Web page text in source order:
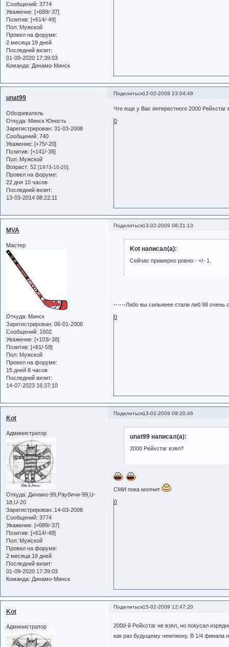
Сообщений: 3774
Уважение: [+689/-37]
Позитив: [+614/-49]
Пол: Мужской
Провел на форуме:
2 месяца 19 дней
Последний визит:
01-09-2020 17:39:03
Команда: Динамо-Минск
Поделиться12-02-2009 23:04:49
unat99
Обозреватель
Откуда: Минск Юность
Зарегистрирован: 31-03-2008
Сообщений: 740
Уважение: [+75/-20]
Позитив: [+141/-38]
Пол: Мужской
Возраст: 52 [1973-10-20]
Провел на форуме:
22 дня 10 часов
Последний визит:
13-03-2014 08:22:11
Что еще у Вас интерестного 2000 Рейхстаг
0
Поделиться13-02-2009 08:21:13
MVA
Мастер
Откуда: Минск
Зарегистрирован: 06-01-2008
Сообщений: 1602
Уважение: [+103/-38]
Позитив: [+81/-58]
Пол: Мужской
Провел на форуме:
15 дней 8 часов
Последний визит:
14-07-2023 16:37:10
Kot написал(а):
Сейчас примерно ровно - +/- 1.
------Либо вы сильнеее стали либ 98 очень
0
Поделиться13-02-2009 09:20:46
Kot
Администратор
Откуда: Динамо-99,Раубичи-99,U-
18,U-20
Зарегистрирован: 14-03-2008
Сообщений: 3774
Уважение: [+689/-37]
Позитив: [+614/-49]
Пол: Мужской
Провел на форуме:
2 месяца 19 дней
Последний визит:
01-09-2020 17:39:03
Команда: Динамо-Минск
unat99 написал(а):
2000 Рейхстаг взял?
СМИ пока молчит
0
Поделиться15-02-2009 12:47:20
Kot
Администратор
2000-й Рейхстаг не взял, но покусал
как раз будущему чемпиону. В 1/4 финала